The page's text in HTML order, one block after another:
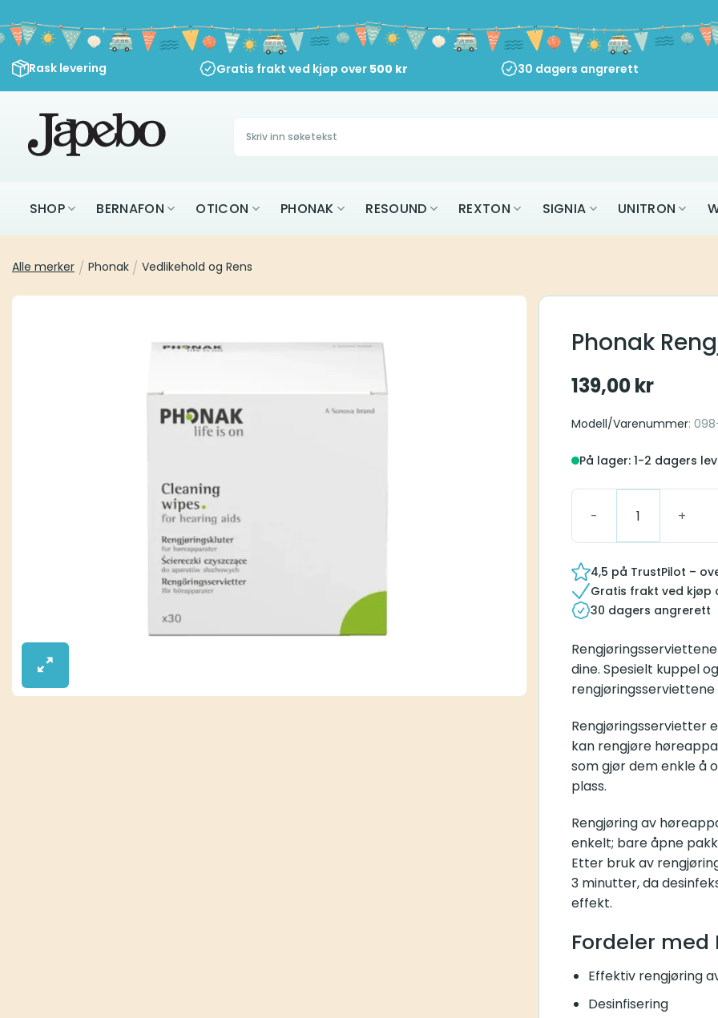
to
content
Rask levering Gratis frakt ved kjøp over 500 kr 30 dagers angrerett
Søk
etter:
SHOP BERNAFON OTICON PHONAK RESOUND REXTON SIGNIA UNITRON
Alle merker / Phonak / Vedlikehold og Rens
Phonak
139,00kr
Modell/Varenummer:
På lager: 1-2 dagers
4,5 på TrustPilot –
Gratis frakt ved kjøp
30 dagers angrerett
dine. Spesielt kuppel
Rengjøringsservietter
kan rengjøre
som gjør dem enkle å
plass.
Rengjøring av
enkelt; bare åpne
Etter bruk av
3 minutter, da
effekt.
Fordeler
Effektiv rengjøring
Desinfisering